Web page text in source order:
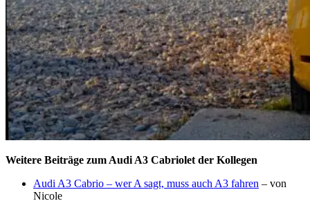
Weitere Beiträge zum Audi A3 Cabriolet der Kollegen
Audi A3 Cabrio – wer A sagt, muss auch A3 fahren – von
Nicole